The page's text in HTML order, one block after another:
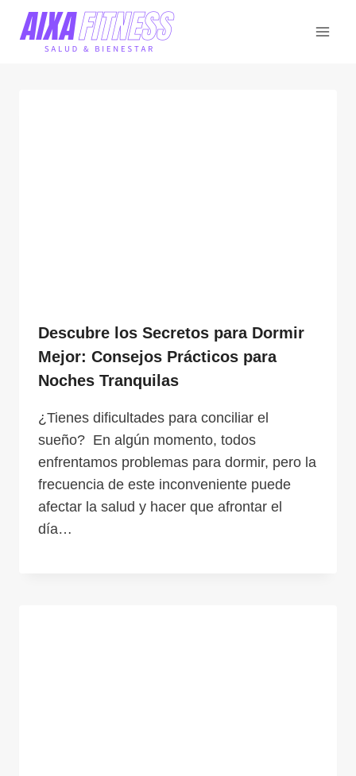
Saltar
contenido
Descubre los Secretos para Dormir
Mejor: Consejos Prácticos para
Noches Tranquilas
¿Tienes dificultades para conciliar el
sueño? En algún momento, todos
enfrentamos problemas para dormir, pero la
frecuencia de este inconveniente puede
afectar la salud y hacer que afrontar el
día…